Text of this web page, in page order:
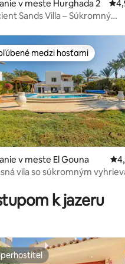
v meste Hurghada 2
Sands Villa – Súkromný
5 z 5, počet
medzi hosťami
medzi hosťami
v meste El Gouna
vila so súkromným
k jazeru